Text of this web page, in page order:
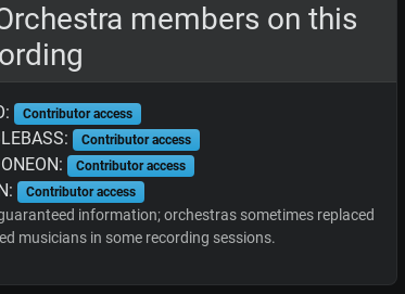
members on this
Contributor access
Contributor access
Contributor access
Contributor access
information; orchestras sometimes replaced
musicians in some recording sessions.